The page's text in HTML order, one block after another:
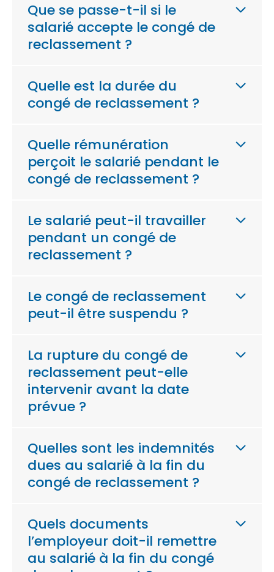
Que se passe-t-il si le
salarié accepte le congé de
reclassement ?
Quelle est la durée du
congé de reclassement ?
Quelle rémunération
perçoit le salarié pendant le
congé de reclassement ?
Le salarié peut-il travailler
pendant un congé de
reclassement ?
Le congé de reclassement
peut-il être suspendu ?
La rupture du congé de
reclassement peut-elle
intervenir avant la date
prévue ?
Quelles sont les indemnités
dues au salarié à la fin du
congé de reclassement ?
Quels documents
l’employeur doit-il remettre
au salarié à la fin du congé